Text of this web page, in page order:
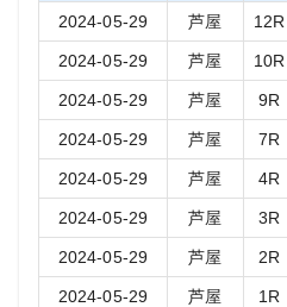
2024-05-29 芦屋 12R
2024-05-29 芦屋 10R
2024-05-29 芦屋 9R
2024-05-29 芦屋 7R
2024-05-29 芦屋 4R
2024-05-29 芦屋 3R
2024-05-29 芦屋 2R
2024-05-29 芦屋 1 R